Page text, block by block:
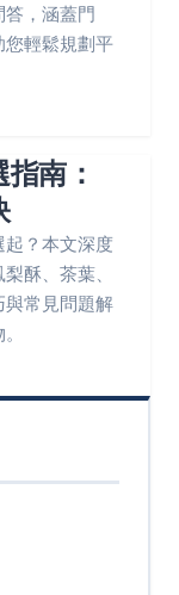
，涵蓋門
您輕鬆規劃平
南：
？本文深度
酥、茶葉、
常見問題解